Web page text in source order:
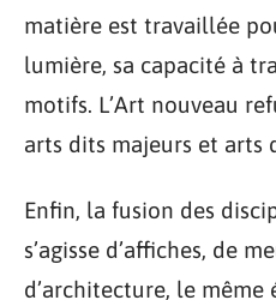
matière est travaillée
lumière, sa capacité à
motifs. L’Art nouveau
arts dits majeurs et arts
Enfin, la fusion des
s’agisse d’affiches, de
d’architecture, le